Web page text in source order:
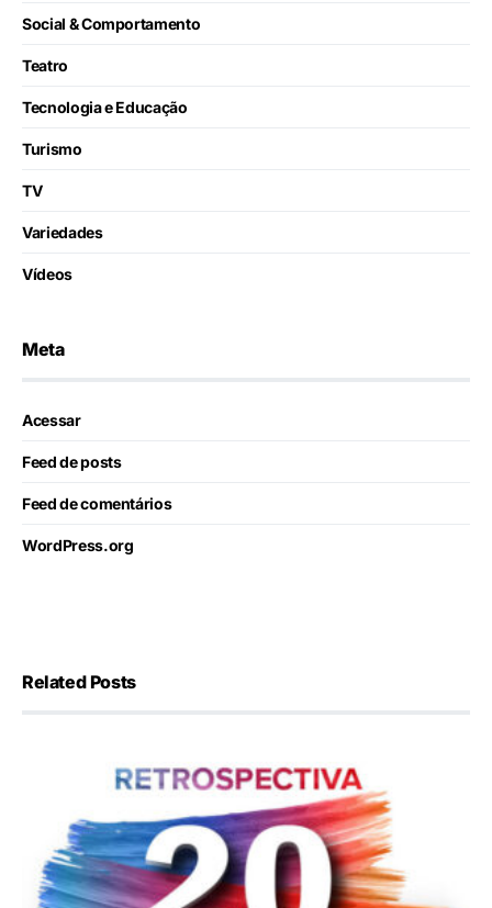
Social & Comportamento
Teatro
Tecnologia e Educação
Turismo
TV
Variedades
Vídeos
Meta
Acessar
Feed de posts
Feed de comentários
WordPress.org
Related Posts